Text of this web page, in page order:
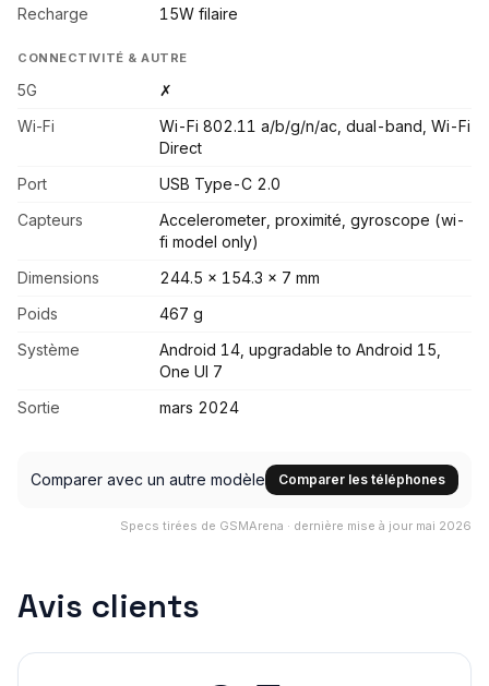
Recharge
15W filaire
CONNECTIVITÉ & AUTRE
5G
✗
Wi-Fi
Wi-Fi 802.11 a/b/g/n/ac, dual-band, Wi-Fi
Direct
Port
USB Type-C 2.0
Capteurs
Accelerometer, proximité, gyroscope (wi-
fi model only)
Dimensions
244.5 x 154.3 x 7 mm
Poids
467 g
Système
Android 14, upgradable to Android 15,
One UI 7
Sortie
mars 2024
Comparer avec un autre modèle Comparer les téléphones
Specs tirées de GSMArena · dernière mise à jour mai 2026
Avis clients